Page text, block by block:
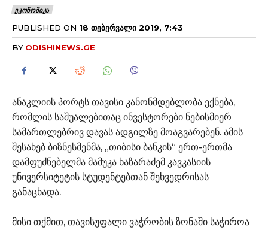
ᲔᲙᲝᲜᲝᲛᲘᲙᲐ
PUBLISHED ON 18 ᲗᲔᲑᲔᲠᲕᲐᲚᲘ 2019, 7:43
BY ODISHINEWS.GE
ანაკლიის პორტს თავისი კანონმდებლობა ექნება,
რომლის საშუალებითაც ინვესტორები ნებისმიერ
სამართლებრივ დავას ადგილზე მოაგვარებენ. ამის
შესახებ ბიზნესმენმა, „თიბისი ბანკის“ ერთ-ერთმა
დამფუძნებელმა მამუკა ხაზარაძემ კავკასიის
უნივერსიტეტის სტუდენტებთან შეხვედრისას
განაცხადა.
მისი თქმით, თავისუფალი ვაჭრობის ზონაში საჭიროა